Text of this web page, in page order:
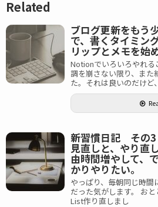
Related
ブログ更新をもう
で、書くタイミン
リップとメモを始
Notionでいろいろやれる
調を崩さない限り、また
た。それは良いのだけど
新習慣日記 その
見直しと、やり直
由時間増やして、
かりやりたい。
やっぱり、毎朝同じ時
だった気がします。 お
List作り直しまし